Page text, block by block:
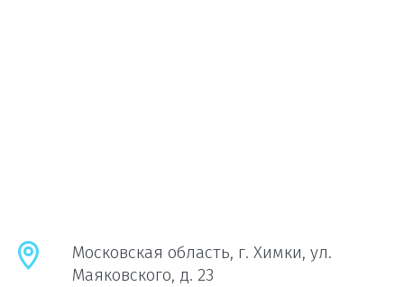
Московская область, г. Химки, ул.
Маяковского, д. 23